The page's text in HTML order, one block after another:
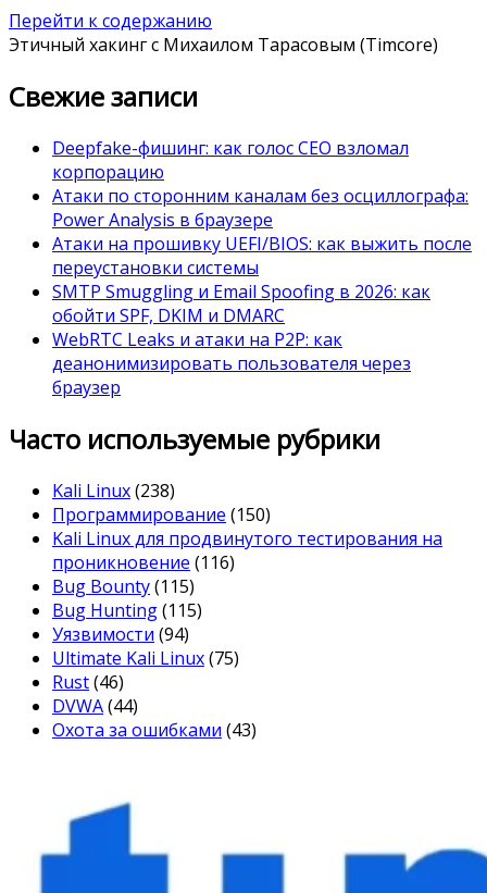
Перейти к содержанию
Этичный хакинг с Михаилом Тарасовым (Timcore)
Свежие записи
Deepfake-фишинг: как голос CEO взломал
корпорацию
Атаки по сторонним каналам без осциллографа:
Power Analysis в браузере
Атаки на прошивку UEFI/BIOS: как выжить после
переустановки системы
SMTP Smuggling и Email Spoofing в 2026: как
обойти SPF, DKIM и DMARC
WebRTC Leaks и атаки на P2P: как
деанонимизировать пользователя через
браузер
Часто используемые рубрики
Kali Linux(238)
Программирование (150)
Kali Linux для продвинутого тестирования на
проникновение (116)
Bug Bounty(115)
Bug Hunting(115)
Уязвимости (94)
Ultimate Kali Linux(75)
Rust(46)
DVWA(44)
Охота за ошибками (43)